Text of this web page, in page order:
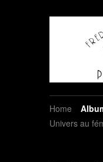
Home
Univers au